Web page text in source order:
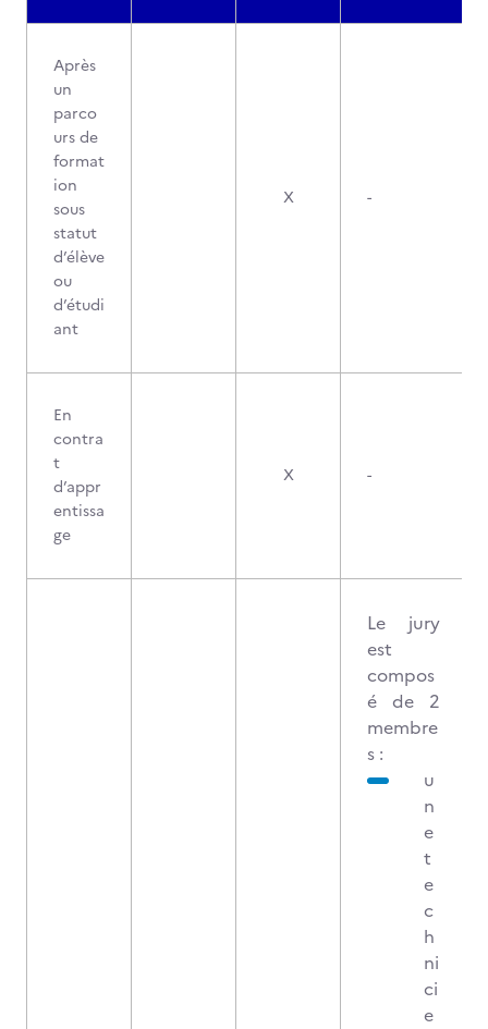
Après
un
parco
urs de
format
ion
sous
statut
d’élève
ou
d’étudi
ant
X -
En
contra
t
d’appr
entissa
ge
X -
Le jury
est
compos
é de 2
membre
s :
u
n
e
t
e
c
h
ni
ci
e